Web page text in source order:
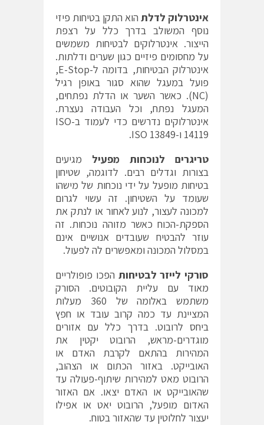
אינטרלוק לדלת הוא התקן בטיחות פיזי
נוסף המשולב בדרך כלל על רצפת
הייצור. אינטרלוקים לבטיחות משמשים
על מחסומים פיזיים כגון שערים ודלתות.
אינטרלוק הבטיחות, בדומה ל-E-Stop,
פועל במעגל שהוא סגור באופן רגיל
(NC‏). כאשר השער או הדלת נפתחים,
המעגל נפתח, וכל העבודה נעצרת.
אינטרלוקים נדרשים כדי לעמוד ב-ISO
14119 ו-ISO 13849.
טריגרים לנוכחות מפעיל מגיעים
בצורות וגדלים רבים. לדוגמה, שטיחון
בטיחות מופעל על ידי נוכחות של מישהו
שעומד על השטיחון. זה עשוי לגרום
למכונה לעצור, לנוע לאחור או לנתק את
הספקת-הכוח כאשר מזוהה נוכחות. זה
עוזר להבטיח שעובדים אנושיים אינם
במסלול המכונה ומאפשרים לה לפעול.
סורקי לייזר לבטיחות הפכו פופולריים
מאוד עם עליית הקובוטים. הסורק
משתמש באלומה של 360 מעלות
המציינת עד כמה קרוב עובד או חפץ
ביחס לרובוט. בדרך כלל עם אזורים
מוגדרים-מראש, הרובוט יקטין את
המהירות בהתאם לקרבת האדם או
האובייקט. באזור הכתום או הצהוב,
הרובוט מאט למהירות שיתוף-פעולה עד
שהאובייקט או האדם יצאו. אם האזור
האדום מופעל, הרובוט יאט או אפילו
יעצור לחלוטין עד שהאזור בטוח.